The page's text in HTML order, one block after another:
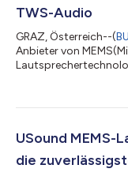
TWS-Audio
GRAZ, Österreich--(
Anbieter von
Lautsprecher mit
MeloBuds N70 von
Core-
USound MEMS-
die